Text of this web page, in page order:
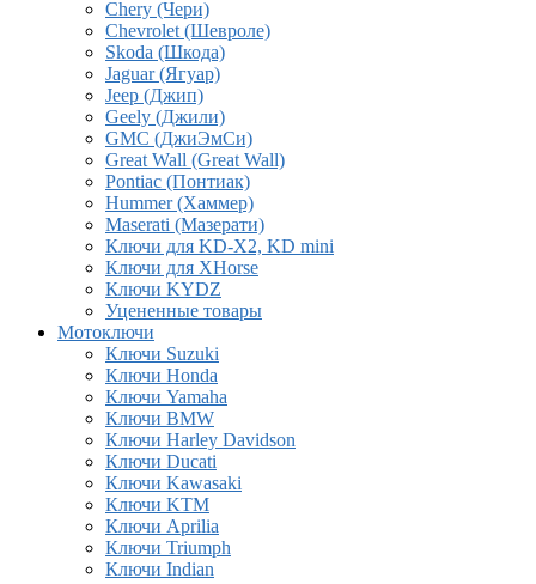
Chery (Чери)
Chevrolet (Шевроле)
Skoda (Шкода)
Jaguar (Ягуар)
Jeep (Джип)
Geely (Джили)
GMC (ДжиЭмСи)
Great Wall (Great Wall)
Pontiac (Понтиак)
Hummer (Хаммер)
Maserati (Мазерати)
Ключи для KD-X2, KD mini
Ключи для XHorse
Ключи KYDZ
Уцененные товары
Мотоключи
Ключи Suzuki
Ключи Honda
Ключи Yamaha
Ключи BMW
Ключи Harley Davidson
Ключи Ducati
Ключи Kawasaki
Ключи KTM
Ключи Aprilia
Ключи Triumph
Ключи Indian